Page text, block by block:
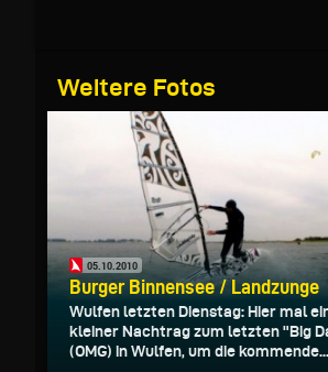
Weitere Fotos
05.10.2010
Burger Binnensee / Landzunge
Wulfen letzten Dienstag: Hier mal
kleiner Nachtrag zum letzten "Big
(OMG) in Wulfen, um die kommende...